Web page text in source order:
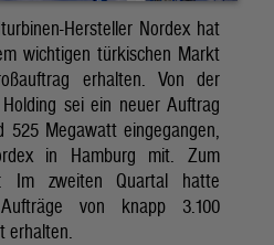
Hersteller Nordex hat
wichtigen türkischen Markt
erhalten. Von der
sei ein neuer Auftrag
525 Megawatt eingegangen,
in Hamburg mit. Zum
Im zweiten Quartal hatte
von knapp 3.100
erhalten.